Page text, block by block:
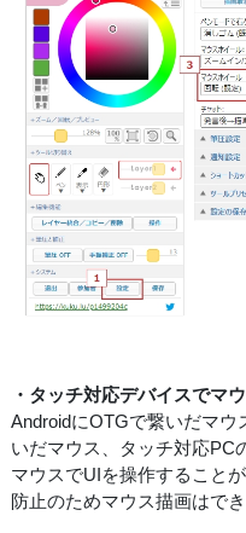
・タッチ対応デバイスでマ
AndroidにOTGで繋いだマ
いだマウス、タッチ対応PC
マウスでUIを操作すること
防止のためマウス描画はでき